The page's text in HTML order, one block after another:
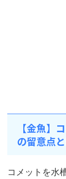
【金魚】
の留意点
コメットを水